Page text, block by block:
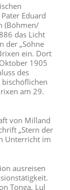
Eduard
(Böhmen/
das Licht
der „Söhne
ein. Dort
1905
des
am 29.
von Milland
„Stern der
Unterricht im
ausreisen
Tonga, Lul